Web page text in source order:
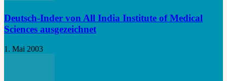
Deutsch-Inder von All India Institute of Medical
Sciences ausgezeichnet
1. Mai 2003